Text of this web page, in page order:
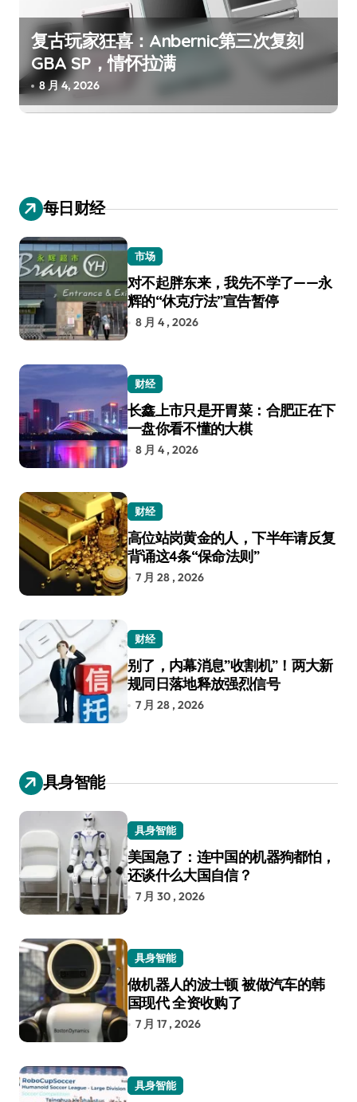
复古玩家狂喜：Anbernic第三次复刻
GBA SP，情怀拉满
8 月 4, 2026
每日财经
市场
对不起胖东来，我先不学了——永
辉的“休克疗法”宣告暂停
8 月 4 , 2026
财经
长鑫上市只是开胃菜：合肥正在下
一盘你看不懂的大棋
8 月 4 , 2026
财经
高位站岗黄金的人，下半年请反复
背诵这4条“保命法则”
7 月 28 , 2026
财经
别了，内幕消息”收割机”！两大新
规同日落地释放强烈信号
7 月 28 , 2026
具身智能
具身智能
美国急了：连中国的机器狗都怕，
还谈什么大国自信？
7 月 30 , 2026
具身智能
做机器人的波士顿 被做汽车的韩
国现代 全资收购了
7 月 17 , 2026
具身智能